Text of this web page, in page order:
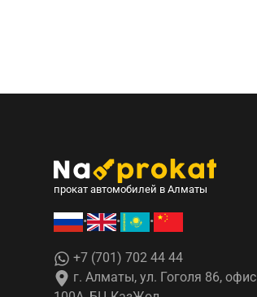
прокат автомобилей в Алматы
• • •
+7 (701) 702 44 44
г. Алматы, ул. Гоголя 86, офис